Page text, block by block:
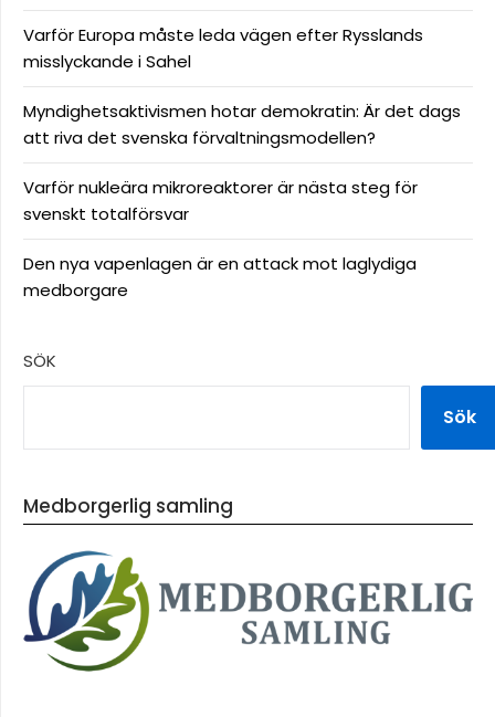
Varför Europa måste leda vägen efter Rysslands
misslyckande i Sahel
Myndighetsaktivismen hotar demokratin: Är det dags
att riva det svenska förvaltningsmodellen?
Varför nukleära mikroreaktorer är nästa steg för
svenskt totalförsvar
Den nya vapenlagen är en attack mot laglydiga
medborgare
SÖK
Sök
Medborgerlig samling